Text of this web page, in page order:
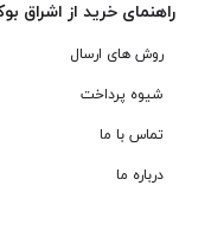
راهنمای خرید از اشراق
روش های ارسال
شیوه پرداخت
تماس با ما
درباره ما